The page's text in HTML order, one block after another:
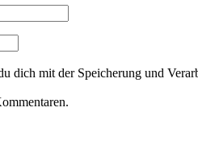
dich mit der Speicherung und